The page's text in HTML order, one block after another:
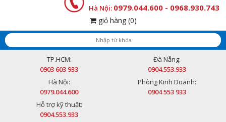
Hà Nội: 0979.044.600 - 0968.930.743
giỏ hàng (0)
TP.HCM:
0903 603 933
Đà Nẵng:
0904.553.933
Hà Nội:
0979.044.600
Phòng Kinh Doanh:
0904 553 933
Hỗ trợ kỹ thuật:
0904.553.933